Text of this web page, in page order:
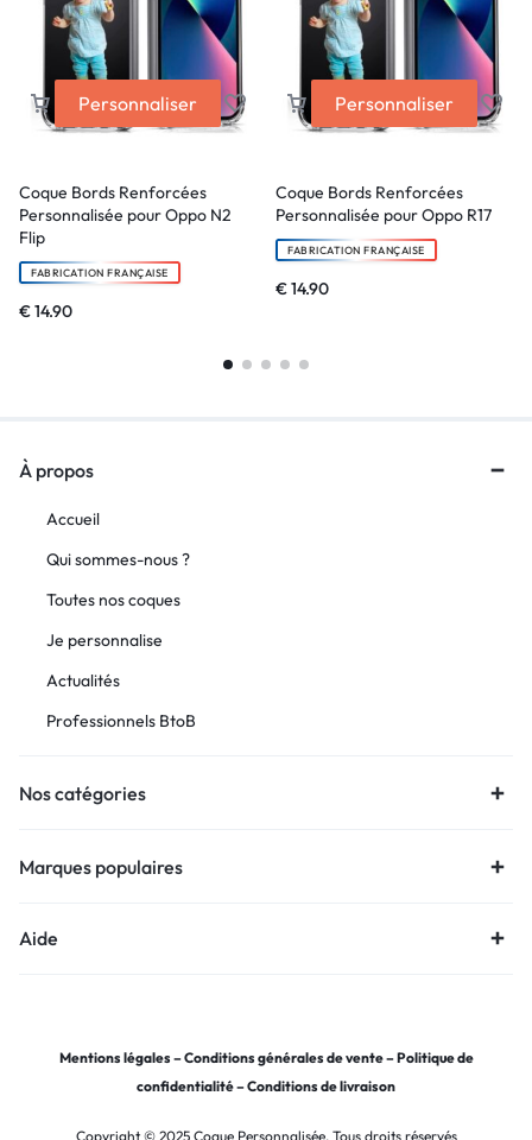
Personnaliser
Coque Bords Renforcées
Personnalisée pour Oppo N2
Flip
FABRICATION FRANÇAISE
€14.90
Personnaliser
Coque Bords Renforcées
Personnalisée pour Oppo R17
FABRICATION FRANÇAISE
€14.90
À propos
Accueil
Qui sommes-nous ?
Toutes nos coques
Je personnalise
Actualités
Professionnels BtoB
Nos catégories
Marques populaires
Aide
Mentions légales –Conditions générales de vente–Politique de
confidentialité–Conditions de livraison
Copyright © 2025 Coque Personnalisée, Tous droits réservés